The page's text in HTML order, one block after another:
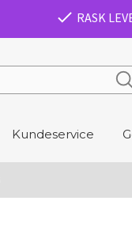
RASK
Kundeservice